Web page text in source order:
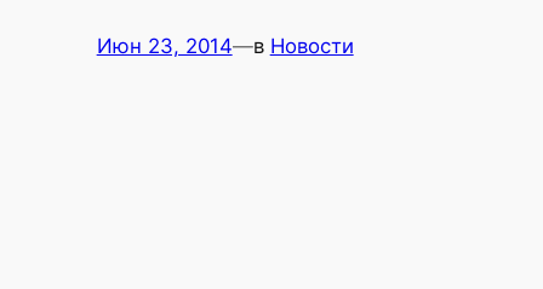
Июн 23, 2014—в Новости